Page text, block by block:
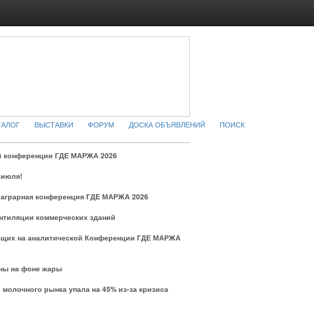
ВЫСТАВКИ ФОРУМ ДОСКА ОБЪЯВЛЕНИЙ
ПОИСК
конференции ГДЕ МАРЖА 2026
июля!
конференция ГДЕ МАРЖА 2026
коммерческих зданий
на аналитической Конференции ГДЕ МАРЖА
на фоне жары
рынка упала на 45% из-за кризиса